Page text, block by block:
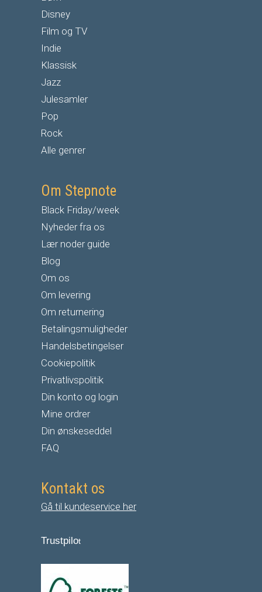
Disney
Film og TV
Indie
Klassisk
Jazz
Julesamler
Pop
Rock
Alle genrer
Om Stepnote
Black Friday/week
Nyheder fra os
Lær noder guide
Blog
Om os
Om levering
Om returnering
Betalingsmuligheder
Handelsbetingelser
Cookiepolitik
Privatlivspolitik
Din konto og login
Mine ordrer
Din ønskeseddel
FAQ
Kontakt os
Gå til kundeservice her
Trustpilot